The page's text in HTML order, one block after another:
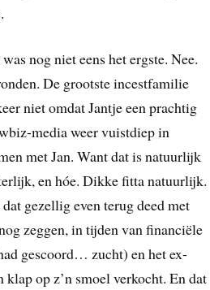
nog niet eens het ergste. Nee.
De grootste incestfamilie
niet omdat Jantje een prachtig
media weer vuistdiep in
met Jan. Want dat is natuurlijk
en hóe. Dikke fitta natuurlijk.
gezellig even terug deed met
zeggen, in tijden van financiële
gescoord… zucht) en het ex-
op z’n smoel verkocht. En dat